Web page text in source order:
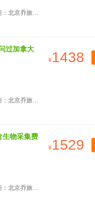
旅国际旅游管理有限公司
过加拿大
旅国际旅游管理有限公司
1438
生物采集费
旅国际旅游管理有限公司
1529